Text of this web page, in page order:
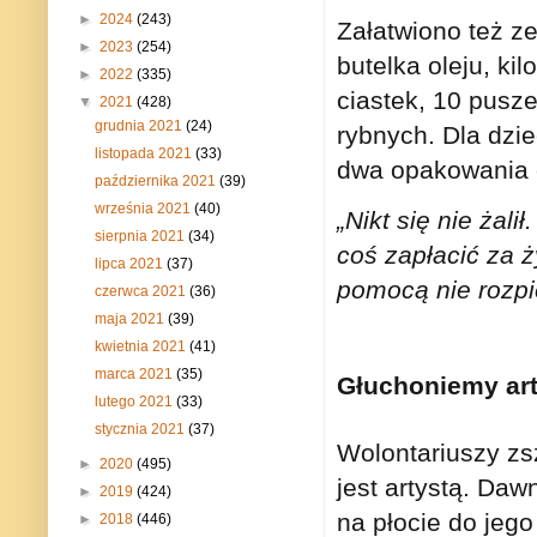
Załatwiono też
butelka oleju,
ciastek, 10
rybnych. Dla
dwa opakowania
„Nikt się nie
coś zapłacić za
pomocą nie
Głuchoniemy
Wolontariuszy
jest artystą.
na płocie do
► 2024 (243)
► 2023 (254)
► 2022 (335)
▼ 2021 (428)
grudnia 2021(24)
listopada 2021(33)
października 2021(39)
września 2021(40)
sierpnia 2021(34)
lipca 2021(37)
czerwca 2021(36)
maja 2021(39)
kwietnia 2021(41)
marca 2021(35)
lutego 2021(33)
stycznia 2021(37)
► 2020 (495)
► 2019 (424)
► 2018 (446)